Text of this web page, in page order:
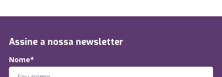
Assine a nossa newsletter
Nome*